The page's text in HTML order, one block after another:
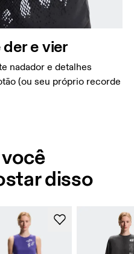
e vier
nadador e detalhes
(ou seu próprio recorde
disso